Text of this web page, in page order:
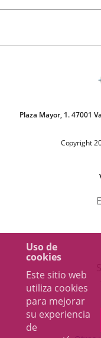
Uso de
cookies
Este sitio web
utiliza cookies
para mejorar
su experiencia
de
Plaza Mayor, 1. 47001
Copyright